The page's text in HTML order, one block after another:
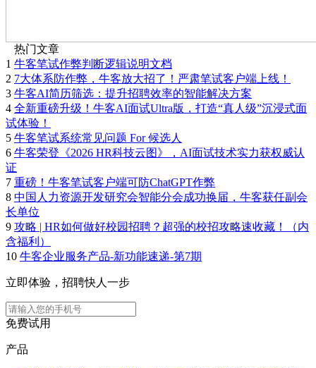
热门文章
1 牛客笔试作弊判断逻辑说明文档
2 7大体系防作弊，牛客放大招了！严肃笔试客户端上线！
3 牛客AI简历筛选：提升招聘效率的智能解决方案
4 全新重磅升级！牛客AI面试Ultra版，打造“真人级”沉浸式面
试体验！
5 牛客笔试系统常见问题 For 候选人
6 牛客荣登《2026 HR科技云图》，AI面试技术实力获权威认
证
7 重磅！牛客笔试客户端可防ChatGPT作弊
8 中国人力资源开发研究会智能分会成功换届，牛客获任副会
长单位
9 攻略 | HR如何做好校园招聘？超强的校招攻略速收藏！（内
含福利）
10 牛客企业服务产品-新功能速递-第7期
立即体验，招聘快人一步
免费试用
产品